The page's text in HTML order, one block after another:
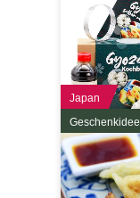
Japan
Geschenkidee